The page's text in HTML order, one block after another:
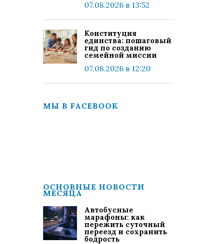
07.08.2026 в 13:52
Конституция
единства: пошаговый
гид по созданию
семейной миссии
07.08.2026 в 12:20
МЫ В FACEBOOK
ОСНОВНЫЕ НОВОСТИ
МЕСЯЦА
Автобусные
марафоны: как
пережить суточный
переезд и сохранить
бодрость